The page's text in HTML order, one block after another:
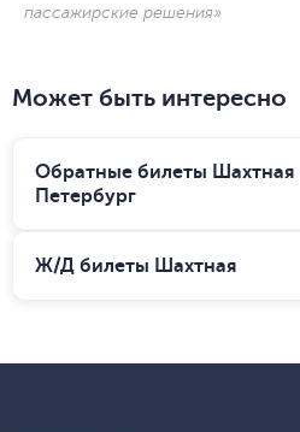
пассажирские решения»
Может быть интересно
Обратные билеты Шахтная
Петербург
Ж/Д билеты Шахтная